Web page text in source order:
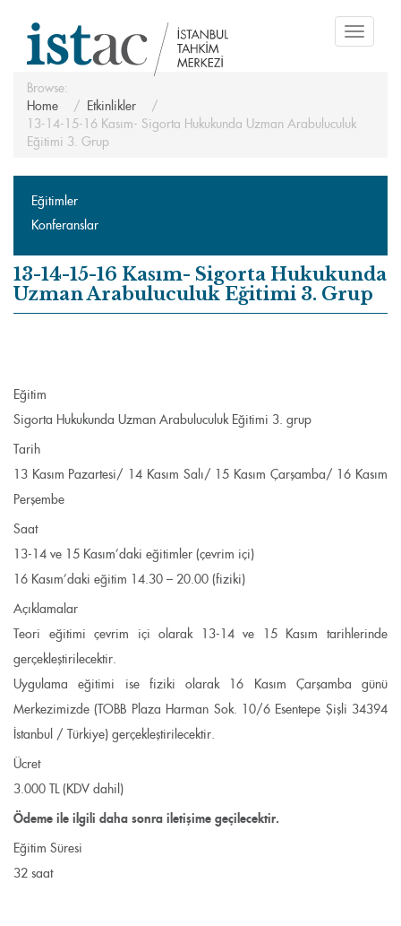
Toggle
Browse:
Home
Etkinlikler
13-14-15-16 Kasım- Sigorta Hukukunda Uzman Arabuluculuk
Eğitimi 3. Grup
Eğitimler
Konferanslar
13-14-15-16 Kasım- Sigorta Hukukunda
Uzman Arabuluculuk Eğitimi 3. Grup
Eğitim
Sigorta Hukukunda Uzman Arabuluculuk Eğitimi 3. grup
Tarih
13 Kasım Pazartesi/ 14 Kasım Salı/ 15 Kasım Çarşamba/ 16 Kasım
Perşembe
Saat
13-14 ve 15 Kasım’daki eğitimler (çevrim içi)
16 Kasım’daki eğitim 14.30 – 20.00 (fiziki)
Açıklamalar
Teori eğitimi çevrim içi olarak 13-14 ve 15 Kasım tarihlerinde
gerçekleştirilecektir.
Uygulama eğitimi ise fiziki olarak 16 Kasım Çarşamba günü
Merkezimizde (TOBB Plaza Harman Sok. 10/6 Esentepe Şişli 34394
İstanbul / Türkiye) gerçekleştirilecektir.
Ücret
3.000 TL (KDV dahil)
Ödeme ile ilgili daha sonra iletişime geçilecektir.
Eğitim Süresi
32 saat